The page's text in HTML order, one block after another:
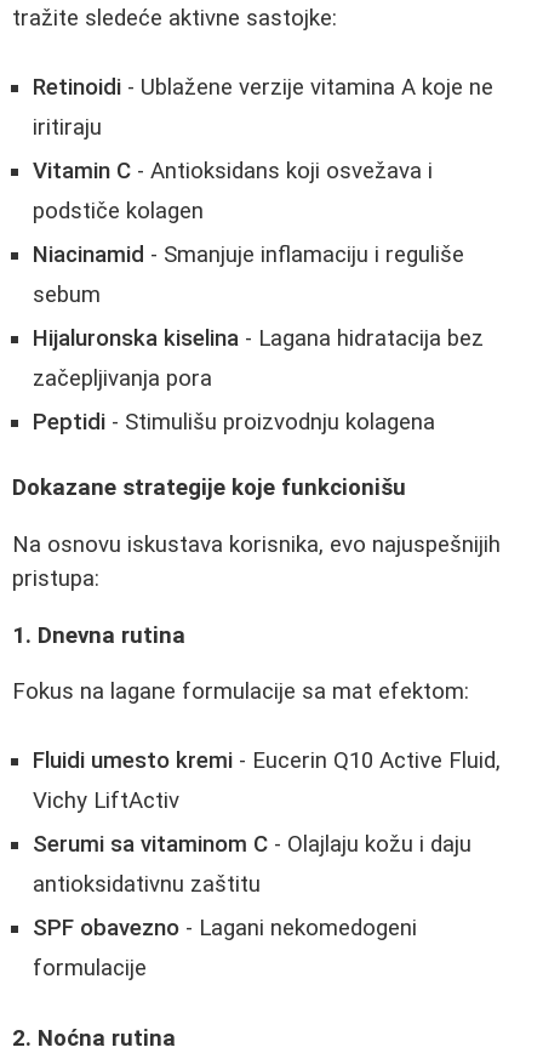
tražite sledeće aktivne sastojke:
Retinoidi - Ublažene verzije vitamina A koje ne
iritiraju
Vitamin C - Antioksidans koji osvežava i
podstiče kolagen
Niacinamid - Smanjuje inflamaciju i reguliše
sebum
Hijaluronska kiselina - Lagana hidratacija bez
začepljivanja pora
Peptidi - Stimulišu proizvodnju kolagena
Dokazane strategije koje funkcionišu
Na osnovu iskustava korisnika, evo najuspešnijih
pristupa:
1. Dnevna rutina
Fokus na lagane formulacije sa mat efektom:
Fluidi umesto kremi - Eucerin Q10 Active Fluid,
Vichy LiftActiv
Serumi sa vitaminom C - Olajlaju kožu i daju
antioksidativnu zaštitu
SPF obavezno - Lagani nekomedogeni
formulacije
2. Noćna rutina